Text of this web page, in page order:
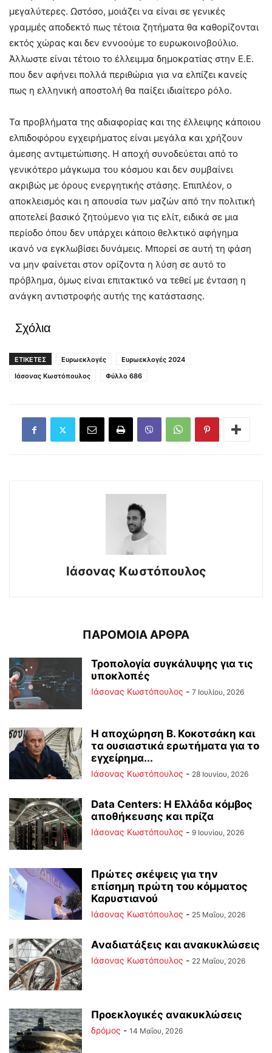
μεγαλύτερες. Ωστόσο, μοιάζει να είναι σε γενικές
γραμμές αποδεκτό πως τέτοια ζητήματα θα καθορίζονται
εκτός χώρας και δεν εννοούμε το ευρωκοινοβούλιο.
Άλλωστε είναι τέτοιο το έλλειμμα δημοκρατίας στην Ε.Ε.
που δεν αφήνει πολλά περιθώρια για να ελπίζει κανείς
πως η ελληνική αποστολή θα παίξει ιδιαίτερο ρόλο.
Τα προβλήματα της αδιαφορίας και της έλλειψης κάποιου
ελπιδοφόρου εγχειρήματος είναι μεγάλα και χρήζουν
άμεσης αντιμετώπισης. Η αποχή συνοδεύεται από το
γενικότερο μάγκωμα του κόσμου και δεν συμβαίνει
ακριβώς με όρους ενεργητικής στάσης. Επιπλέον, ο
αποκλεισμός και η απουσία των μαζών από την πολιτική
αποτελεί βασικό ζητούμενο για τις ελίτ, ειδικά σε μια
περίοδο όπου δεν υπάρχει κάποιο θελκτικό αφήγημα
ικανό να εγκλωβίσει δυνάμεις. Μπορεί σε αυτή τη φάση
να μην φαίνεται στον ορίζοντα η λύση σε αυτό το
πρόβλημα, όμως είναι επιτακτικό να τεθεί με ένταση η
ανάγκη αντιστροφής αυτής της κατάστασης.
Σχόλια
ΕΤΙΚΕΤΕΣ Ευρωεκλογές
Ευρωεκλογές 2024
Ιάσονας Κωστόπουλος
Φύλλο 686
Ιάσονας Κωστόπουλος
ΠΑΡΟΜΟΙΑ ΑΡΘΡΑ
Τροπολογία συγκάλυψης για τις
υποκλοπές
Ιάσονας Κωστόπουλος - 7 Ιουλίου, 2026
Η αποχώρηση Β. Κοκοτσάκη και
τα ουσιαστικά ερωτήματα για το
εγχείρημα...
Ιάσονας Κωστόπουλος - 28 Ιουνίου, 2026
Data Centers: Η Ελλάδα κόμβος
αποθήκευσης και πρίζα
Ιάσονας Κωστόπουλος - 9 Ιουνίου, 2026
Πρώτες σκέψεις για την
επίσημη πρώτη του κόμματος
Καρυστιανού
Ιάσονας Κωστόπουλος - 25 Μαΐου, 2026
Αναδιατάξεις και ανακυκλώσεις
Ιάσονας Κωστόπουλος - 22 Μαΐου, 2026
Προεκλογικές ανακυκλώσεις
δρόμος - 14 Μαΐου, 2026